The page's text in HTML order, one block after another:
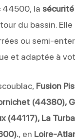
44500, la
du bassin.
ou semi-
et adaptée à
Fusion
(44380),
(44117), La
, en Loire-